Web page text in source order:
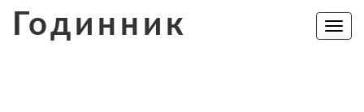
Годинник
Toggle